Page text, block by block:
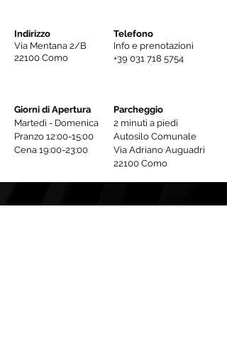
Indirizzo
Via Mentana 2/B
22100 Como
Giorni di Apertura
Martedì - Domenica
Pranzo 12:00-15:00
Cena 19:00-23:00
Telefono
Info e prenotazioni
+39 031 718 5754
Parcheggio
2 minuti a piedi
Autosilo Comunale
Via Adriano Auguadri
22100 Como